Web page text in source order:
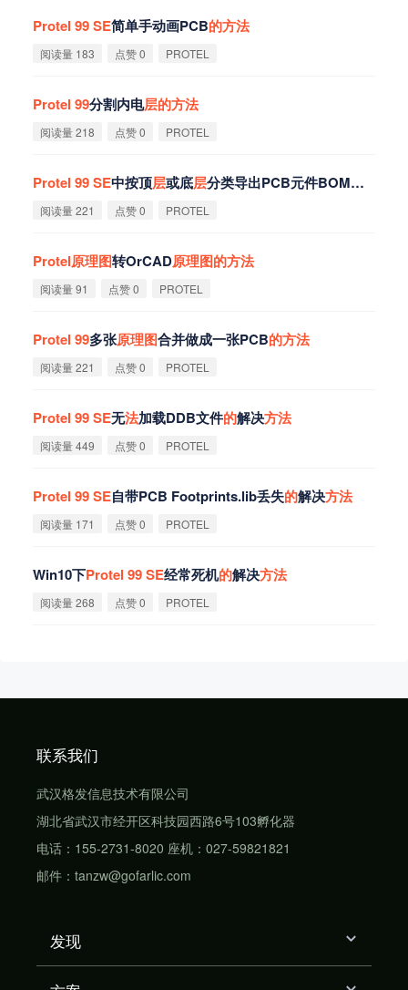
Protel 99SE简单手动画PCB的方法
阅读量 183 点赞 0 PROTEL
Protel 99分割内电层的方法
阅读量 218 点赞 0 PROTEL
Protel 99SE中按顶层或底层分类导出PCB元件BOM清单
阅读量 221 点赞 0 PROTEL
Protel原理图转OrCAD原理图的方法
阅读量 91 点赞 0 PROTEL
Protel 99多张原理图合并做成一张PCB的方法
阅读量 221 点赞 0 PROTEL
Protel 99SE无法加载DDB文件的解决方法
阅读量 449 点赞 0 PROTEL
Protel 99SE自带PCB Footprints.lib丢失的解决方法
阅读量 171 点赞 0 PROTEL
Win10下Protel 99SE经常死机的解决方法
阅读量 268 点赞 0 PROTEL
联系我们
武汉格发信息技术有限公司
湖北省武汉市经开区科技园西路6号103孵化器
电话：155-2731-8020 座机：027-59821821
邮件：tanzw@gofarlic.com
发现